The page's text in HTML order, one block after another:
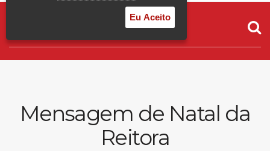
Transferência
Reingresso
Desconto de pontualidade
Biblioteca
Mensagem de Natal da
Reitora
Eu Aceito